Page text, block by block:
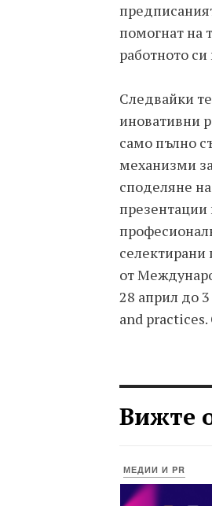
помогнат на
работното си
Следвайки
иновативни
само пълно
механизми
споделяне
селектирани
от
28 април до
and
Вижте
МЕДИИ И PR